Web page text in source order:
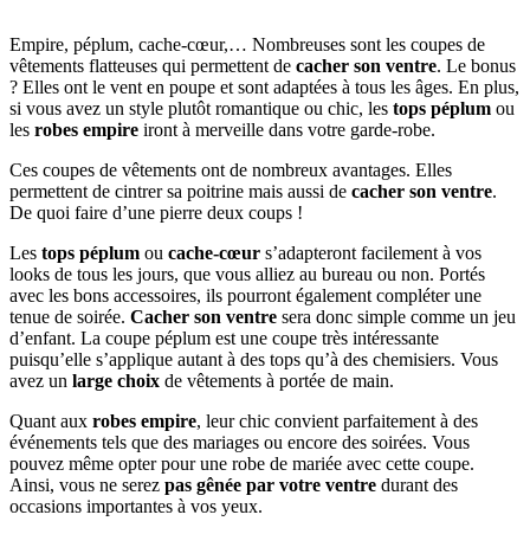
Empire, péplum, cache-cœur,… Nombreuses sont les coupes de
vêtements flatteuses qui permettent de cacher son ventre. Le bonus
? Elles ont le vent en poupe et sont adaptées à tous les âges. En plus,
si vous avez un style plutôt romantique ou chic, les tops péplum ou
les robes empire iront à merveille dans votre garde-robe.
Ces coupes de vêtements ont de nombreux avantages. Elles
permettent de cintrer sa poitrine mais aussi de cacher son ventre.
De quoi faire d’une pierre deux coups !
Les tops péplum ou cache-cœur s’adapteront facilement à vos
looks de tous les jours, que vous alliez au bureau ou non. Portés
avec les bons accessoires, ils pourront également compléter une
tenue de soirée. Cacher son ventre sera donc simple comme un jeu
d’enfant. La coupe péplum est une coupe très intéressante
puisqu’elle s’applique autant à des tops qu’à des chemisiers. Vous
avez un large choix de vêtements à portée de main.
Quant aux robes empire, leur chic convient parfaitement à des
événements tels que des mariages ou encore des soirées. Vous
pouvez même opter pour une robe de mariée avec cette coupe.
Ainsi, vous ne serez pas gênée par votre ventre durant des
occasions importantes à vos yeux.